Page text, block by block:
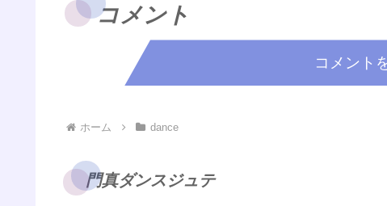
コメント
コメント
ホーム dance
門真ダンスジュテ